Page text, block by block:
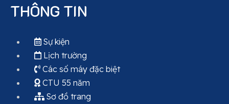
THÔNG TIN
Sự kiện
Lịch trường
Các số máy đặc biệt
CTU 55 năm
Sơ đồ trang